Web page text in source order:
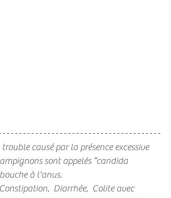
causé par la présence excessive
sont appelés “candida
à l'anus.
Diarrhée,  Colite avec